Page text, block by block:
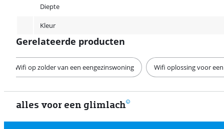
Diepte
Kleur
Gerelateerde producten
Wifi op zolder van een eengezinswoning Wifi oplossing voor
alles voor een glimlach